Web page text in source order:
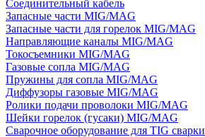
Соединительный кабель
Запасные части MIG/MAG
Запасные части для горелок MIG/MAG
Направляющие каналы MIG/MAG
Токосъемники MIG/MAG
Газовые сопла MIG/MAG
Пружины для сопла MIG/MAG
Диффузоры газовые MIG/MAG
Ролики подачи проволоки MIG/MAG
Шейки горелок (гусаки) MIG/MAG
Сварочное оборудование для TIG сварки